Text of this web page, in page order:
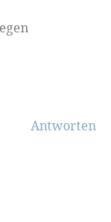
Antworten